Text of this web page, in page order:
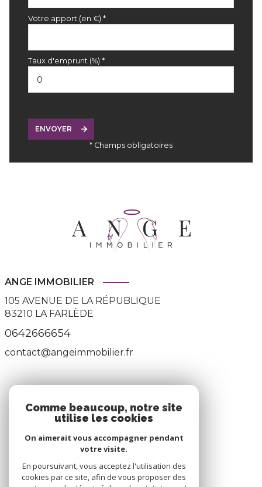
Votre apport (en €) *
Taux d'emprunt (%) *
ENVOYER
* Champs obligatoires
ANGE IMMOBILIER
105 AVENUE DE LA RÉPUBLIQUE
83210 LA FARLÈDE
0642666654
contact@angeimmobilier.fr
Nous adhérons
Comme beaucoup, notre site
utilise les cookies
On aimerait vous accompagner pendant
votre visite.
En poursuivant, vous acceptez l'utilisation des
cookies par ce site, afin de vous proposer des